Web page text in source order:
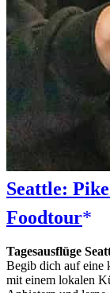
Seattle:
Foodtour
Tagesausflüge
Begib dich auf eine
mit einem lokalen